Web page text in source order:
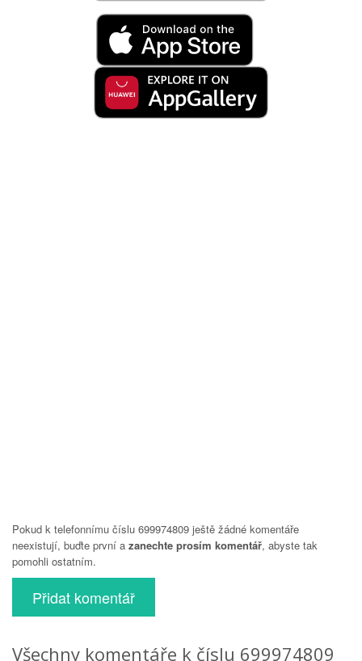
Pokud k telefonnímu číslu 699974809 ještě žádné komentáře
neexistují, buďte první a zanechte prosím komentář, abyste tak
pomohli ostatním.
Přidat komentář
Všechny komentáře k číslu 699974809